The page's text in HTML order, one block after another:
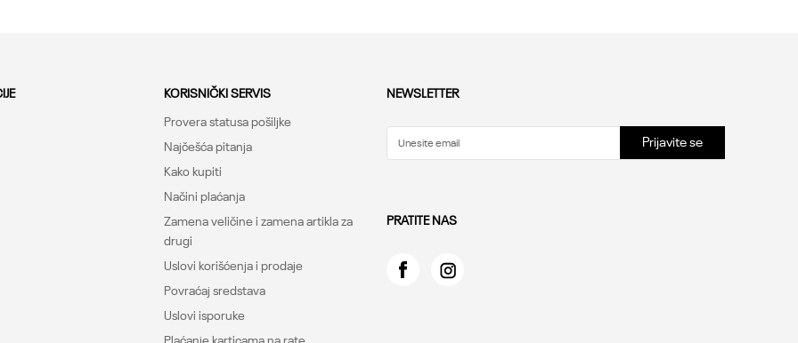
KORISNIČKI SERVIS
Provera statusa pošiljke
Najčešća pitanja
Kako kupiti
Načini plaćanja
Zamena veličine i zamena artikla za
drugi
Uslovi korišćenja i prodaje
Povraćaj sredstava
Uslovi isporuke
Plaćanje karticama na rate
NEWSLETTER
Prijavite se
PRATITE NAS